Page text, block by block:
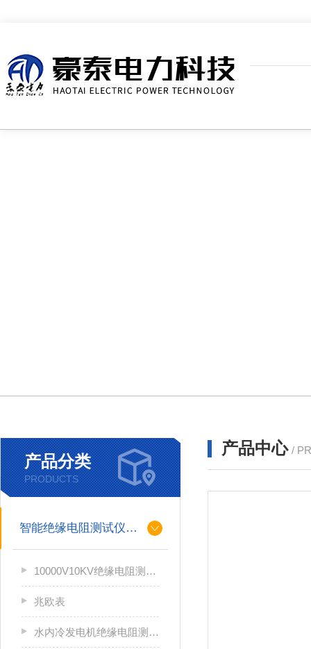
产品分类
PRODUCTS
智能绝缘电阻测试仪（兆欧表）
10000V10KV绝缘电阻测试仪
兆欧表
水内冷发电机绝缘电阻测试仪
产品中心 /